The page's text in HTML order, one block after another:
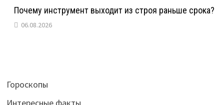
Почему инструмент выходит из строя раньше срока?
06.08.2026
Гороскопы